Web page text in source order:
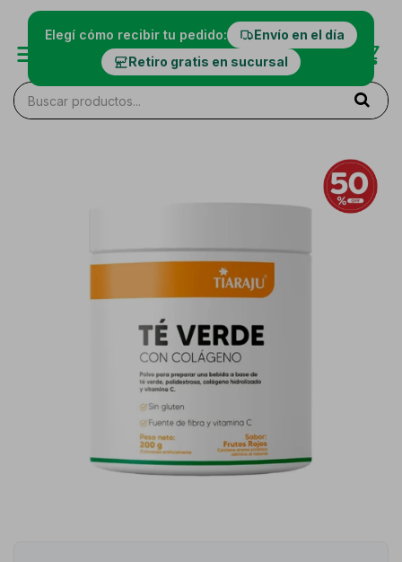
Elegí cómo recibir tu pedido:
Envío en el día
Retiro gratis en sucursal